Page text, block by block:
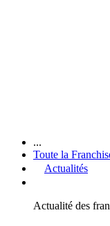
...
Toute la
Actualités
Actualité des